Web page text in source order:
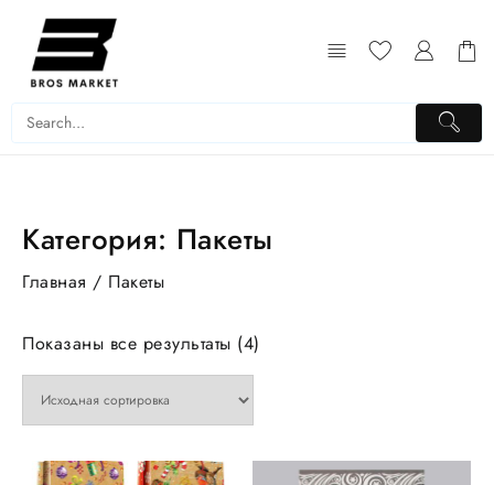
Перейти
содержимому
Категория: Пакеты
Главная / Пакеты
Показаны все результаты (4)